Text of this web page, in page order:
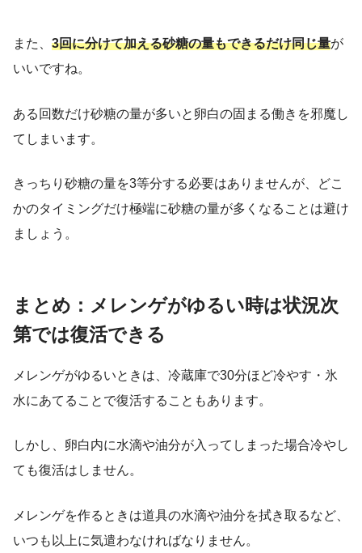
また、 3回に分けて加える砂糖の量もできるだけ同じ量が
いいですね。
ある回数だけ砂糖の量が多いと卵白の固まる働きを邪魔し
てしまいます。
きっちり砂糖の量を3等分する必要はありませんが、どこ
かのタイミングだけ極端に砂糖の量が多くなることは避け
ましょう。
まとめ：メレンゲがゆるい時は状況次
第では復活できる
メレンゲがゆるいときは、冷蔵庫で30分ほど冷やす・氷
水にあてることで復活することもあります。
しかし、卵白内に水滴や油分が入ってしまった場合冷やし
ても復活はしません。
メレンゲを作るときは道具の水滴や油分を拭き取るなど、
いつも以上に気遣わなければなりません。